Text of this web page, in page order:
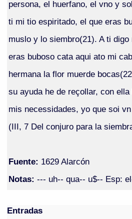
persona, el huerfano, el vno y
ti mi tio espiritado, el que eras
muslo y lo siembro(21). A ti
eras buboso cata aqui ato mi
hermana la flor muerde
su ayuda he de reçollar, con
mis necessidades, yo que soi
(III, 7 Del conjuro para la
Fuente: 1629 Alarcón
Notas: --- uh-- qua-- u$-- Esp:
Entradas